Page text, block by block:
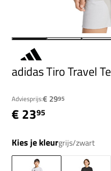
adidas Tiro Travel
Adviesprijs:€ 2995
€ 2395
Kies je kleurgrijs/zwart